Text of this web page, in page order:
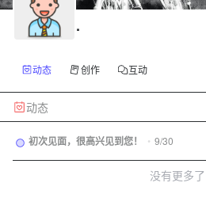
.
动态 创作 互动
动态
初次见面，很高兴见到您！ • 9/30
没有更多了